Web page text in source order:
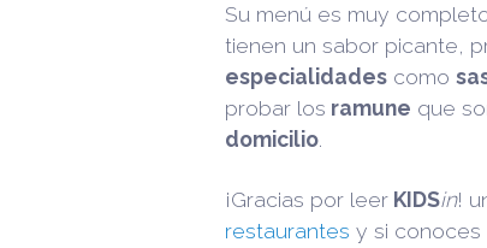
Su menú es muy
tienen un sabor picante,
especialidades como
probar los ramune que
domicilio
¡Gracias por leer KIDSin!
restaurantes y si conoces